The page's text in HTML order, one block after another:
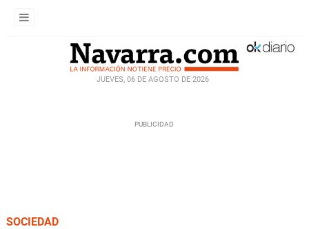
JUEVES, 06 DE AGOSTO DE 2026
SOCIEDAD